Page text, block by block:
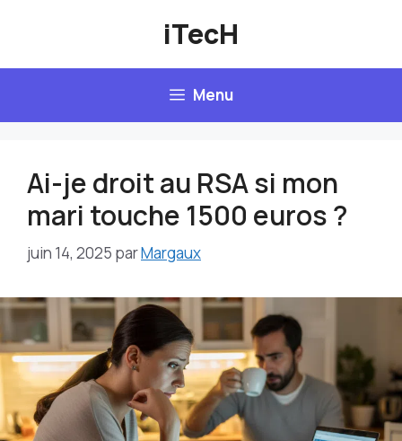
iTecH
Menu
Ai-je droit au RSA si mon
mari touche 1500 euros ?
juin 14, 2025 parMargaux